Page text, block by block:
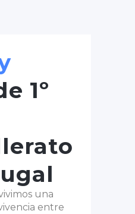
1º
una
entre